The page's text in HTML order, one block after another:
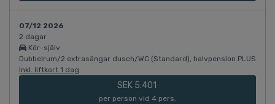
07/12 2026
2 dagar
Kör-själv
Dubbelrum/2 extrasängar dusch/WC (Standard), halvpension PLUS
Inkl. liftkort 1 dag
SEK 5.401
per person vid 4 pers.